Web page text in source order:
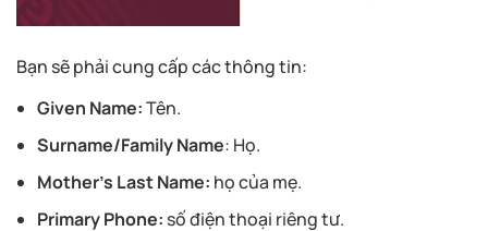
Bạn sẽ phải cung cấp các thông tin:
Given Name:Tên.
Surname/Family Name: Họ.
Mother’s Last Name: họ của mẹ.
Primary Phone: số điện thoại riêng tư.